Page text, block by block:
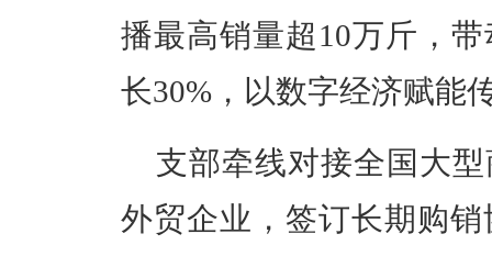
播最高销量超 10万斤，
长30% ，以数字经济赋能
支部牵线对接全国大
外贸企业，签订长期购